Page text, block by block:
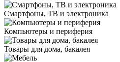
Смартфоны, ТВ и электроника
Компьютеры и периферия
Товары для дома, бакалея